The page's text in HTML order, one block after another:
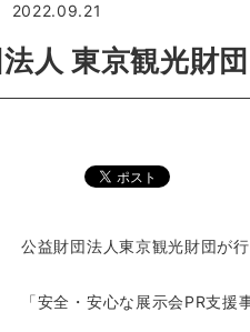
2022.09.21
人 東京観光財
公益財団法人東京観光財団が
「安全・安心な展示会PR支